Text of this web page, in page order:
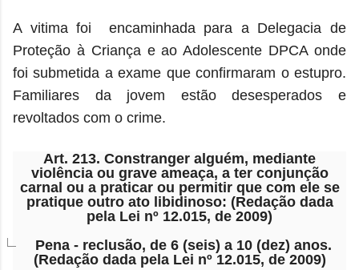
A vitima foi encaminhada para a Delegacia de
Proteção à Criança e ao Adolescente DPCA onde
foi submetida a exame que confirmaram o estupro.
Familiares da jovem estão desesperados e
revoltados com o crime.
Art. 213. Constranger alguém, mediante
violência ou grave ameaça, a ter conjunção
carnal ou a praticar ou permitir que com ele se
pratique outro ato libidinoso: (Redação dada
pela Lei nº 12.015, de 2009)
Pena - reclusão, de 6 (seis) a 10 (dez) anos.
(Redação dada pela Lei nº 12.015, de 2009)